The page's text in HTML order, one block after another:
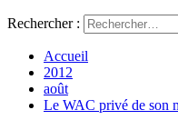
Rechercher :
Accueil
2012
août
Le WAC privé de son